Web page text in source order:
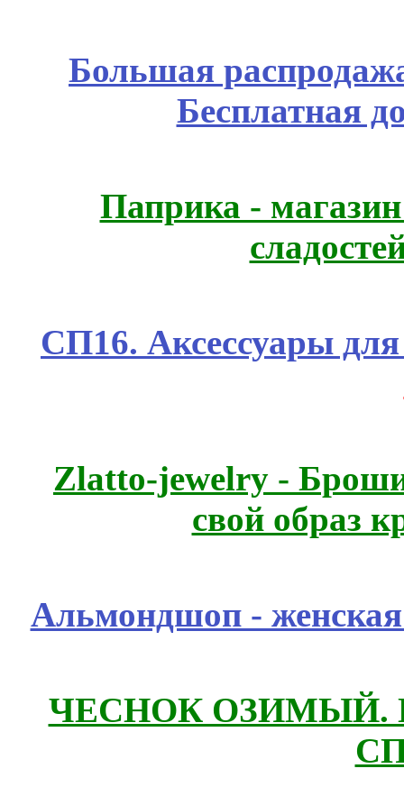
Большая
Бесплатная
Паприка -
СП16. Аксессуары
Zlatto-jewelry -
свой образ
Альмондшоп -
ЧЕСНОК ОЗИМЫЙ.